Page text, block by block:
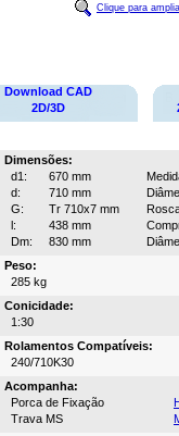
Clique para
Download CAD
2D/3D
Dimensões:
d1:
670 mm
d:
710 mm
G:
Tr 710x7 mm
l:
438 mm
Dm:
830 mm
Peso:
285 kg
Conicidade:
1:30
Rolamentos Compatíveis:
240/710K30
Acompanha:
Porca de Fixação
Trava MS